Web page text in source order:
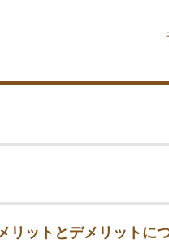
ットとデメリットに